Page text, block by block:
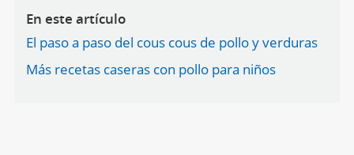
En este artículo
El paso a paso del cous cous de pollo y verduras
Más recetas caseras con pollo para niños